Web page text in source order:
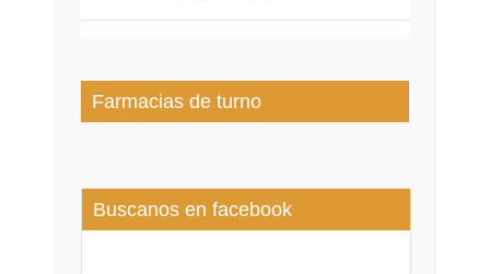
Farmacias de turno
Buscanos en facebook